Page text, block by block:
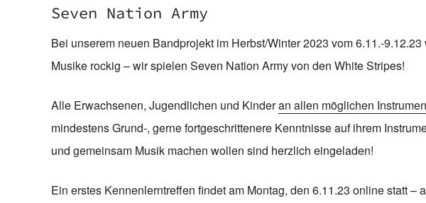
Seven Nation Army
Bei unserem neuen Bandprojekt im Herbst/Winter 2023 vom 6.11.-9.12.23
Musike rockig – wir spielen Seven Nation Army von den White Stripes!
Alle Erwachsenen, Jugendlichen und Kinderan allen möglichen
mindestens Grund-, gerne fortgeschrittenere Kenntnisse auf ihrem
und gemeinsam Musik machen wollen sind herzlich eingeladen!
Ein erstes Kennenlerntreffen findet am Montag, den 6.11.23 online statt –